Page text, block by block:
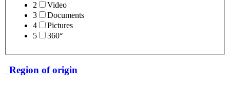
2
Video
3
Documents
4
Pictures
5
360°
Region of origin